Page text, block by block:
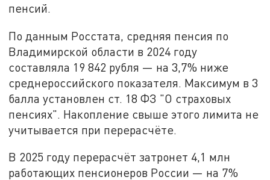
пенсий.
По данным Росстата, средняя пенсия по
Владимирской области в 2024 году
составляла 19 842 рубля — на 3,7% ниже
среднероссийского показателя. Максимум в 3
балла установлен ст. 18 ФЗ "О страховых
пенсиях". Накопление свыше этого лимита не
учитывается при перерасчёте.
В 2025 году перерасчёт затронет 4,1 млн
работающих пенсионеров России — на 7%